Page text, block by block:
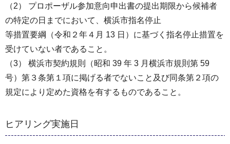
（2） プロポーザル参加意向申出書の提出期限から候補者
の特定の日までにおいて、横浜市指名停止
等措置要綱（令和２年４月 13 日）に基づく指名停止措置を
受けていない者であること。
（3） 横浜市契約規則（昭和 39 年 3 月横浜市規則第 59
号）第３条第１項に掲げる者でないこと及び同条第２項の
規定により定めた資格を有するものであること。
ヒアリング実施日